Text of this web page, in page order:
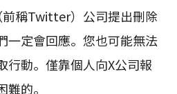
前稱Twitter）公司提出刪除
一定會回應。您也可能無法
行動。僅靠個人向X公司報
的。